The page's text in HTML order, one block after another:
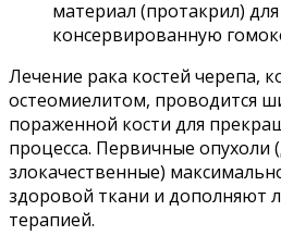
материал (протакрил)
консервированную
Лечение рака костей черепа,
остеомиелитом, проводится
пораженной кости для
процесса. Первичные опухоли
злокачественные)
здоровой ткани и дополняют
терапией.